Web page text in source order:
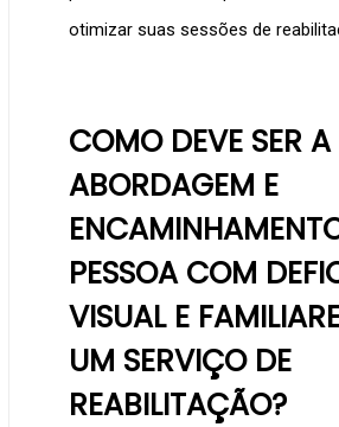
otimizar suas sessões de
COMO DEVE SER A
ABORDAGEM E
PESSOA COM
VISUAL E
UM SERVIÇO DE
REABILITAÇÃO?